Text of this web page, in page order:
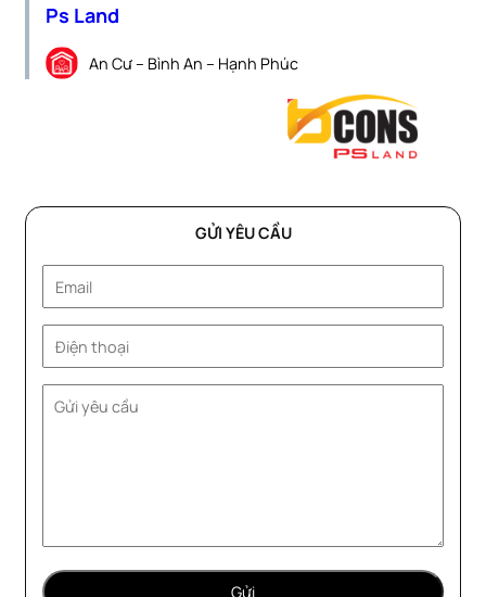
Ps Land
An Cư – Bình An – Hạnh Phúc
GỬI YÊU CẦU